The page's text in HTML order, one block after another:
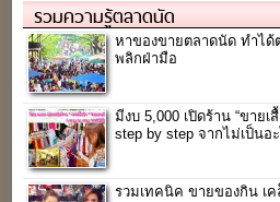
รวมความรู้ตลาดนัด
หาของขายตลาดนัด ทำได้
พลิกฝ่ามือ
มีงบ 5,000 เปิดร้าน “ขาย
step by step จากไม่เป็นอะ
รวมเทคนิค ขายของกิน เ